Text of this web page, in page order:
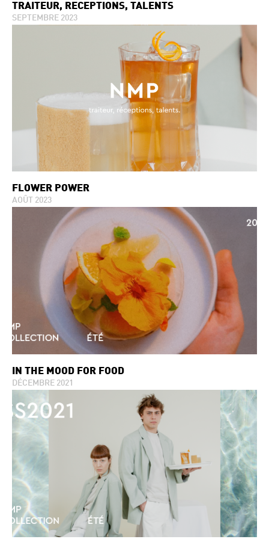
TRAITEUR, RÉCEPTIONS, TALENTS
SEPTEMBRE 2023
FLOWER POWER
AOÛT 2023
IN THE MOOD FOR FOOD
DÉCEMBRE 2021